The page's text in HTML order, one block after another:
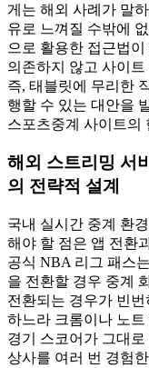
게는 해외 사례가 말
유로 느껴질 수밖에
으로 활용한 접근법
의존하지 않고 사이
즉, 태블릿에 무리한
행할 수 있는 대안을
스포츠중계 사이트의
해외 스트리밍 서
의 전략적 설계
국내 실시간 중계 환
해야 할 점은 앱 전환
공식 NBA 리그 패스
을 전환할 경우 중계
전환되는 경우가 빈
하느라 크롬이나 노
경기 스코어가 그대
상사를 여러 번 경험